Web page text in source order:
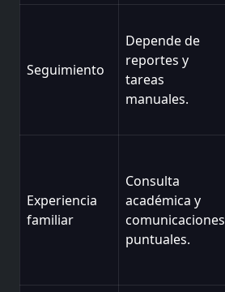
Seguimiento
Depende de
reportes y
tareas
manuales.
Experiencia
familiar
Consulta
académica y
comunicaciones
puntuales.